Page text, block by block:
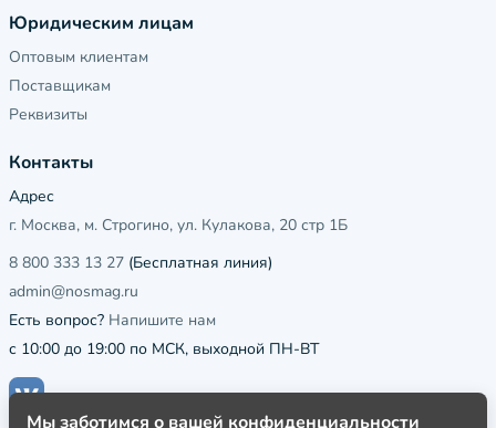
Юридическим лицам
Оптовым клиентам
Поставщикам
Реквизиты
Контакты
Адрес
г. Москва, м. Строгино, ул. Кулакова, 20 стр 1Б
8 800 333 13 27 (Бесплатная линия)
admin@nosmag.ru
Есть вопрос? Напишите нам
с 10:00 до 19:00 по МСК, выходной ПН-ВТ
Мы заботимся о вашей конфиденциальности